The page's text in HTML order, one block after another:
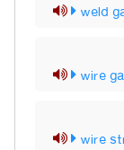
weld
wire
wire